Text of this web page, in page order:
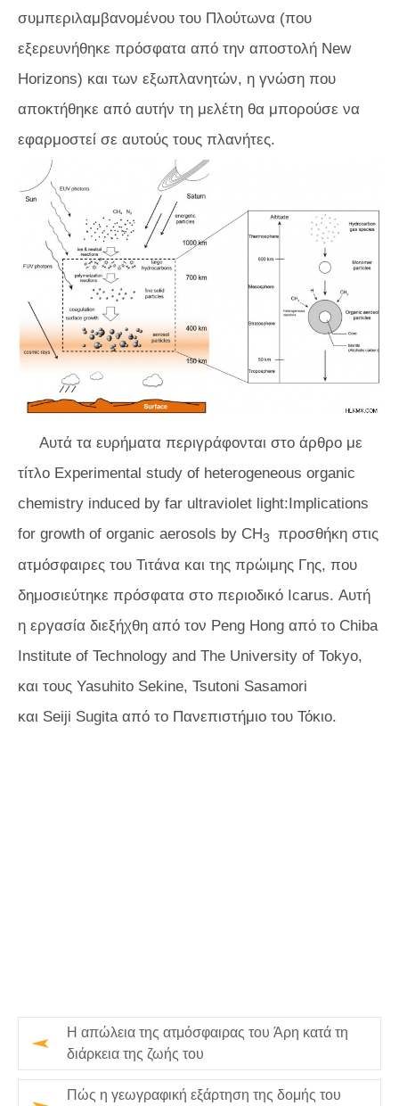
συμπεριλαμβανομένου του Πλούτωνα (που
εξερευνήθηκε πρόσφατα από την αποστολή New
Horizons) και των εξωπλανητών, η γνώση που
αποκτήθηκε από αυτήν τη μελέτη θα μπορούσε να
εφαρμοστεί σε αυτούς τους πλανήτες.
Αυτά τα ευρήματα περιγράφονται στο άρθρο με
τίτλο Experimental study of heterogeneous organic
chemistry induced by far ultraviolet light:Implications
for growth of organic aerosols by CH3
προσθήκη στις
ατμόσφαιρες του Τιτάνα και της πρώιμης Γης, που
δημοσιεύτηκε πρόσφατα στο περιοδικό Icarus. Αυτή
η εργασία διεξήχθη από τον Peng Hong από το Chiba
Institute of Technology and The University of Tokyo,
και τους Yasuhito Sekine, Tsutoni Sasamori
και Seiji Sugita από το Πανεπιστήμιο του Τόκιο.
Η απώλεια της ατμόσφαιρας του Άρη κατά τη
διάρκεια της ζωής του
Πώς η γεωγραφική εξάρτηση της δομής του